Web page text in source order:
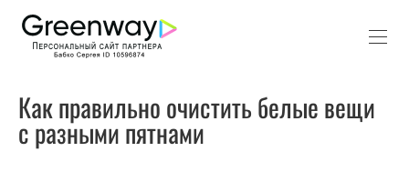
Как правильно очистить белые вещи
с разными пятнами